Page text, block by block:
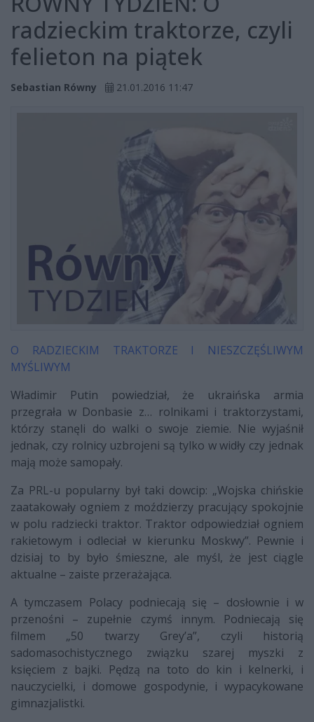
radzieckim traktorze, czyli
felieton na piątek
Sebastian Równy 21.01.2016 11:47
O RADZIECKIM TRAKTORZE I NIESZCZĘŚLIWYM
MYŚLIWYM
Władimir Putin powiedział, że ukraińska armia
przegrała w Donbasie z… rolnikami i traktorzystami,
którzy stanęli do walki o swoje ziemie. Nie wyjaśnił
jednak, czy rolnicy uzbrojeni są tylko w widły czy jednak
mają może samopały.
Za PRL-u popularny był taki dowcip: „Wojska chińskie
zaatakowały ogniem z moździerzy pracujący spokojnie
w polu radziecki traktor. Traktor odpowiedział ogniem
rakietowym i odleciał w kierunku Moskwy”. Pewnie i
dzisiaj to by było śmieszne, ale myśl, że jest ciągle
aktualne – zaiste przerażająca.
A tymczasem Polacy podniecają się – dosłownie i w
przenośni – zupełnie czymś innym. Podniecają się
filmem „50 twarzy Grey’a”, czyli historią
sadomasochistycznego związku szarej myszki z
księciem z bajki. Pędzą na toto do kin i kelnerki, i
nauczycielki, i domowe gospodynie, i wypacykowane
gimnazjalistki.